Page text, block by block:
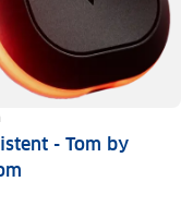
- Tom by